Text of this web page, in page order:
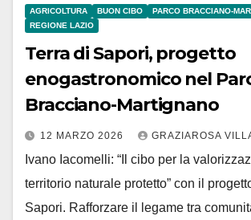
AGRICOLTURA BUON CIBO
PARCO BRACCIANO-
REGIONE LAZIO
Terra di Sapori, progetto
enogastronomico nel
Bracciano-Martignano
12 MARZO 2026 GRAZIAROSA
Ivano Iacomelli: “Il cibo per la
territorio naturale protetto” con il
Sapori. Rafforzare il legame tra